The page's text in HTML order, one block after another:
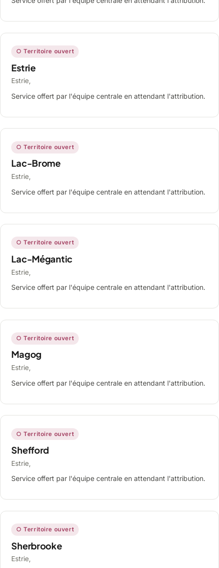
○ Territoire ouvert
Estrie
Estrie,
Service offert par l'équipe centrale en attendant l'attribution.
○ Territoire ouvert
Lac-Brome
Estrie,
Service offert par l'équipe centrale en attendant l'attribution.
○ Territoire ouvert
Lac-Mégantic
Estrie,
Service offert par l'équipe centrale en attendant l'attribution.
○ Territoire ouvert
Magog
Estrie,
Service offert par l'équipe centrale en attendant l'attribution.
○ Territoire ouvert
Shefford
Estrie,
Service offert par l'équipe centrale en attendant l'attribution.
○ Territoire ouvert
Sherbrooke
Estrie,